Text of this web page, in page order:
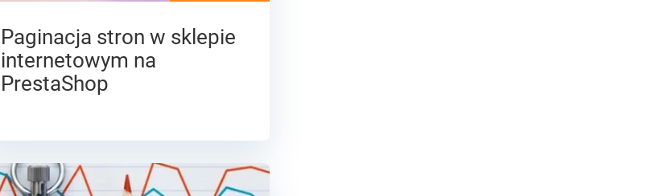
Paginacja stron w sklepie
internetowym na
PrestaShop